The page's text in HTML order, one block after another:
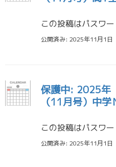
公開済み: 2025年11月1日
保護中: 2025年
（11月号）中学
公開済み: 2025年11月1日